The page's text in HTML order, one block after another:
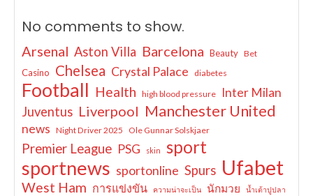
No comments to show.
Arsenal Aston Villa Barcelona Beauty Bet
Casino Chelsea Crystal Palace diabetes
Football Health high blood pressure Inter Milan
Juventus Liverpool Manchester United
news Night Driver 2025 Ole Gunnar Solskjaer
Premier League PSG skin sport
sportnews sportonline Spurs Ufabet
West Ham การแข่งขัน ความน่าจะเป็น นักมวย น้ำเต้าปูปลา